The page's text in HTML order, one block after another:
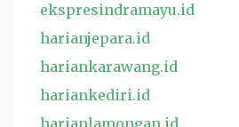
ekspresindramayu.id
harianjepara.id
hariankarawang.id
hariankediri.id
harianlamongan.id